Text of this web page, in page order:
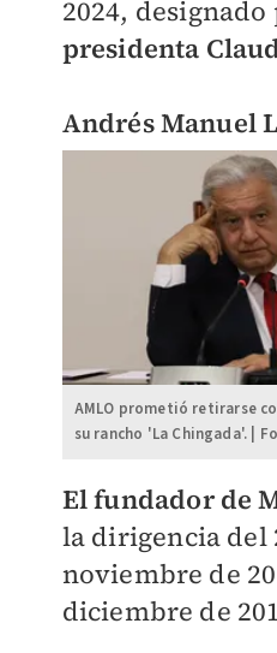
2024,
presidenta
Andrés Manuel
AMLO prometió retirarse
su rancho 'La Chingada'. |
El fundador de
la dirigencia del
noviembre de
diciembre de